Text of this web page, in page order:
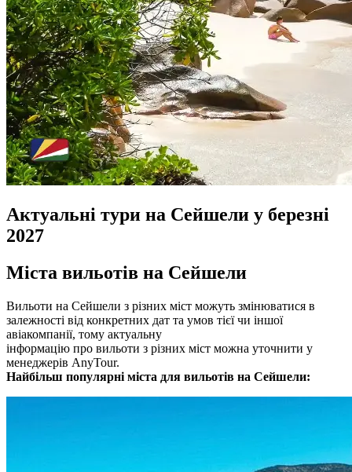
Актуальні тури на Сейшели у березні
2027
Міста вильотів на Сейшели
Вильоти на Сейшели з різних міст можуть змінюватися в
залежності від конкретних дат та умов тієї чи іншої
авіакомпанії, тому актуальну
інформацію про вильоти з різних міст можна уточнити у
менеджерів AnyTour.
Найбільш популярні міста для вильотів на Сейшели: